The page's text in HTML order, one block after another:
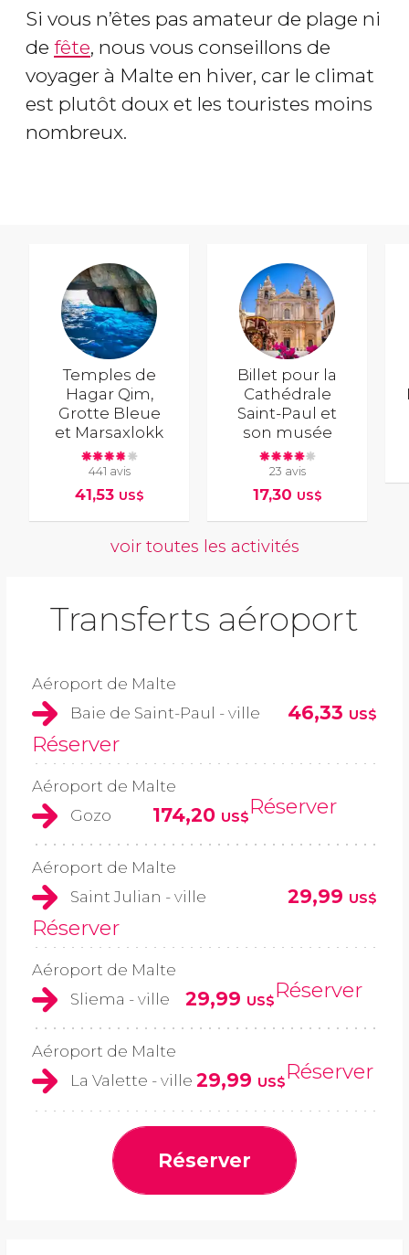
Si vous n’êtes pas amateur de plage ni
de fête, nous vous conseillons de
voyager à Malte en hiver, car le climat
est plutôt doux et les touristes moins
nombreux.
Temples de
Hagar Qim,
Grotte Bleue
et Marsaxlokk
441 avis
41,53 US$
Billet pour la
Cathédrale
Saint-Paul et
son musée
23 avis
17,30 US$
voir toutes les activités
Transferts aéroport
Aéroport de Malte
Baie de Saint-Paul - ville
46,33 US$
Réserver
Aéroport de Malte
Gozo
174,20 US$Réserver
Aéroport de Malte
Saint Julian - ville
29,99 US$
Réserver
Aéroport de Malte
Sliema - ville
29,99 US$Réserver
Aéroport de Malte
La Valette - ville 29,99 US$Réserver
Réserver